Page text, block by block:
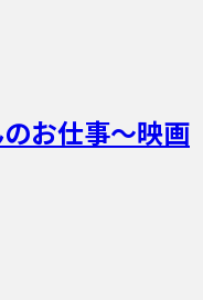
お仕事〜映画